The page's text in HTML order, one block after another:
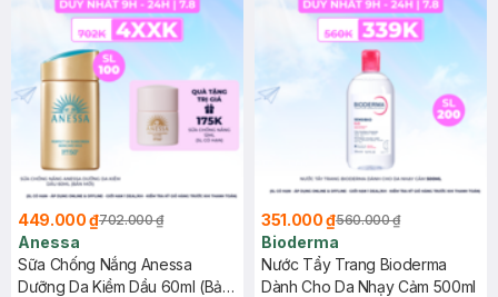
449.000 ₫702.000 ₫
Anessa
Sữa Chống Nắng Anessa
Dưỡng Da Kiềm Dầu 60ml (Bản
351.000 ₫560.000 ₫
Bioderma
Nước Tẩy Trang Bioderma
Dành Cho Da Nhạy Cảm 500ml